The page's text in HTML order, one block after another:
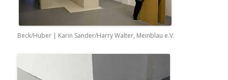
Beck/Huber | Karin Sander/Harry Walter, Meinblau e.V.